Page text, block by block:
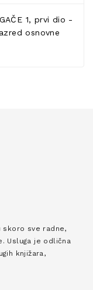
1, prvi dio -
osnovne
skoro sve radne,
Usluga je odlična
knjižara,